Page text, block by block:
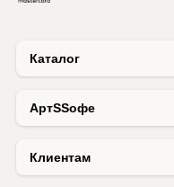
Каталог
AртSSофе
Клиентам